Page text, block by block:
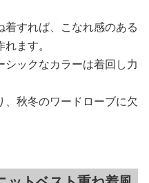
すれば、こなれ感のある
ます。
ックなカラーは着回し力
秋冬のワードローブに欠